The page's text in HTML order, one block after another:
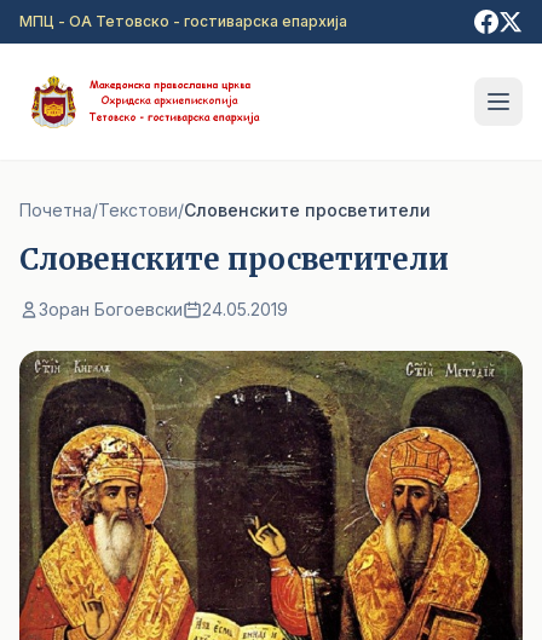
Прејди на главна содржина
МПЦ - ОА Тетовско - гостиварска епархија
Почетна/Текстови/Словенските просветители
Словенските просветители
Зоран Богоевски 24.05.2019